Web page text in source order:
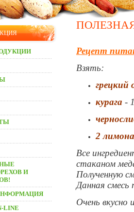
И
LINE
Рецепт
Взять:
грецкий
курага -
2 лимона
Все
стаканом
Полученную
Данная смесь
Очень вкусно